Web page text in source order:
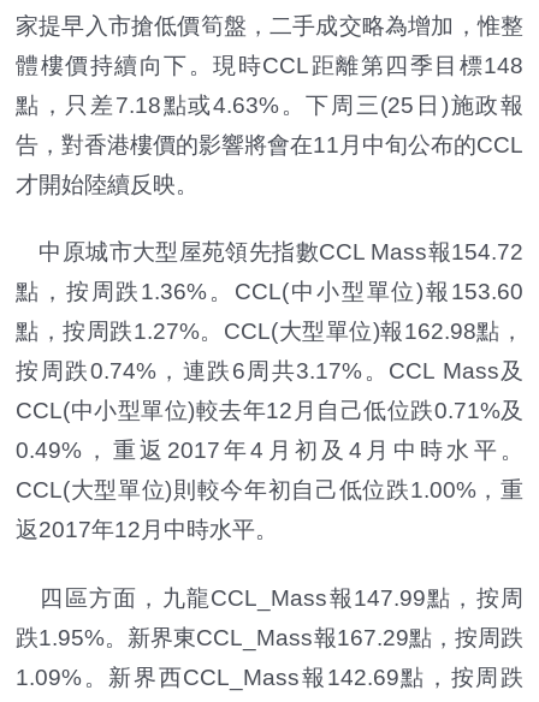
家提早入市搶低價筍盤，二手成交略為增加，惟整
體樓價持續向下。現時CCL距離第四季目標148
點，只差7.18點或4.63%。下周三(25日)施政報
告，對香港樓價的影響將會在11月中旬公布的CCL
才開始陸續反映。
中原城市大型屋苑領先指數CCL Mass報154.72
點，按周跌1.36%。CCL(中小型單位)報153.60
點，按周跌1.27%。CCL(大型單位)報162.98點，
按周跌0.74%，連跌6周共3.17%。CCL Mass及
CCL(中小型單位)較去年12月自己低位跌0.71%及
0.49%，重返2017年4月初及4月中時水平。
CCL(大型單位)則較今年初自己低位跌1.00%，重
返2017年12月中時水平。
四區方面，九龍CCL_Mass報147.99點，按周
跌1.95%。新界東CCL_Mass報167.29點，按周跌
1.09%。新界西CCL_Mass報142.69點，按周跌